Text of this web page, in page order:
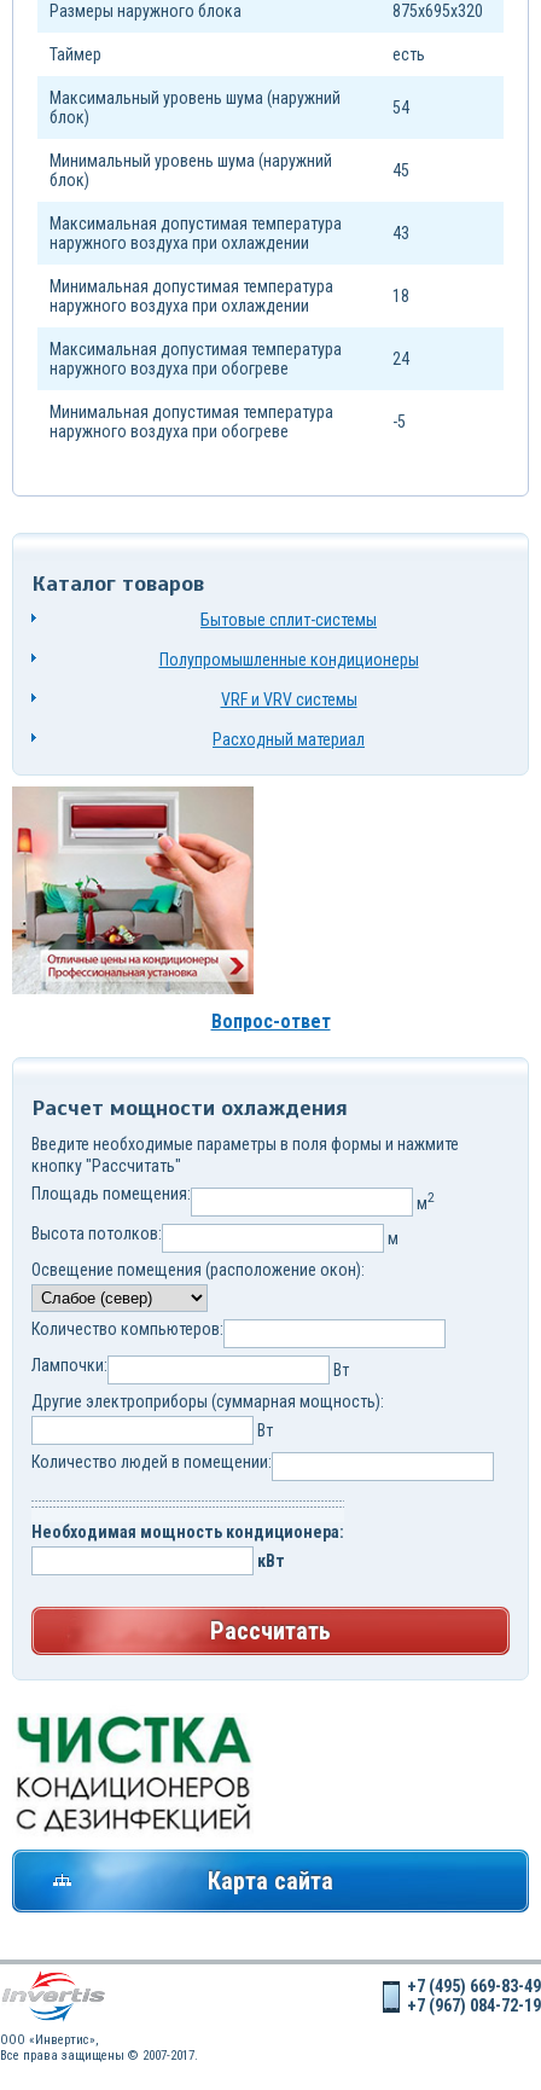
Размеры наружного блока 875х695х320
Таймер есть
Максимальный уровень шума (наружний
блок)
54
Минимальный уровень шума (наружний
блок)
45
Максимальная допустимая температура
наружного воздуха при охлаждении
43
Минимальная допустимая температура
наружного воздуха при охлаждении
18
Максимальная допустимая температура
наружного воздуха при обогреве
24
Минимальная допустимая температура
наружного воздуха при обогреве
-5
Каталог товаров
Бытовые сплит-системы
Полупромышленные кондиционеры
VRF и VRV системы
Расходный материал
Вопрос-ответ
Расчет мощности охлаждения
Введите необходимые параметры в поля формы и нажмите
кнопку "Рассчитать"
Площадь помещения:
м2
Высота потолков:
м
Освещение помещения (расположение окон):
Количество компьютеров:
Лампочки:
Вт
Другие электроприборы (суммарная мощность):
Вт
Количество людей в помещении:
Необходимая мощность кондиционера:
кВт
Рассчитать
Карта сайта
OOO «Инвертис»,
Все права защищены © 2007-2017.
+7 (495) 669-83-49
+7 (967) 084-72-19